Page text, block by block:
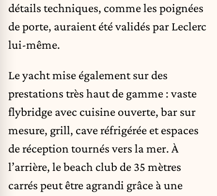
détails techniques, comme les poignées
de porte, auraient été validés par Leclerc
lui-même.
Le yacht mise également sur des
prestations très haut de gamme : vaste
flybridge avec cuisine ouverte, bar sur
mesure, grill, cave réfrigérée et espaces
de réception tournés vers la mer. À
l’arrière, le beach club de 35 mètres
carrés peut être agrandi grâce à une